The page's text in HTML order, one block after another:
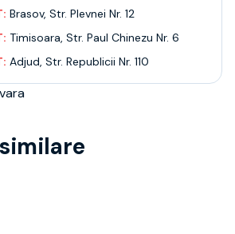
Brasov, Str. Plevnei Nr. 12
Timisoara, Str. Paul Chinezu Nr. 6
Adjud, Str. Republicii Nr. 110